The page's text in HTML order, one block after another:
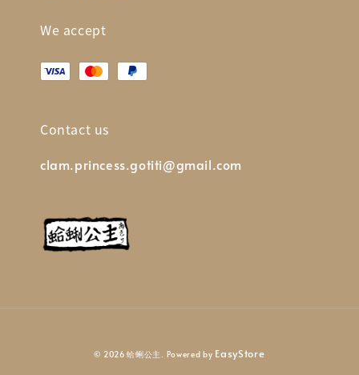
We accept
Contact us
clam.princess.gotiti@gmail.com
© 2026 蛤蜊公主. Powered by EasyStore